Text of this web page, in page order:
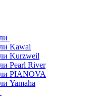
Kawai
Kurzweil
Pearl River
PIANOVA
Yamaha